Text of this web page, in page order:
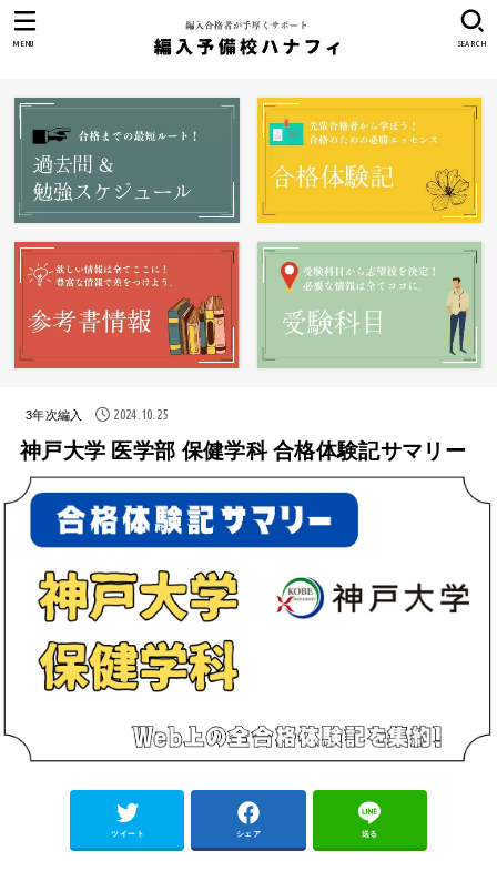
SEARCH
MENU
3年次編入 2024.10.25
神戸大学 医学部 保健学科 合格体験記サマリー
ツイート シェア 送る